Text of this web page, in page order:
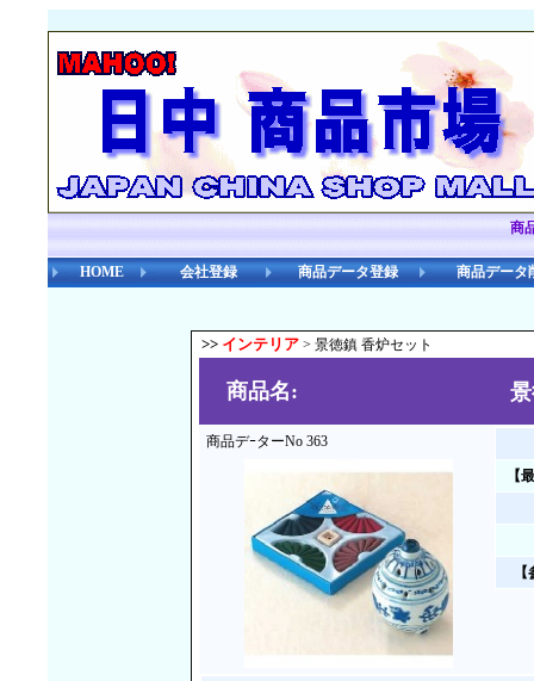
商
HOME 会社登録 商品データ登録 商品データ
>> インテリア > 景徳鎮 香炉セット
商品名:
商品デｰターNo 363
【